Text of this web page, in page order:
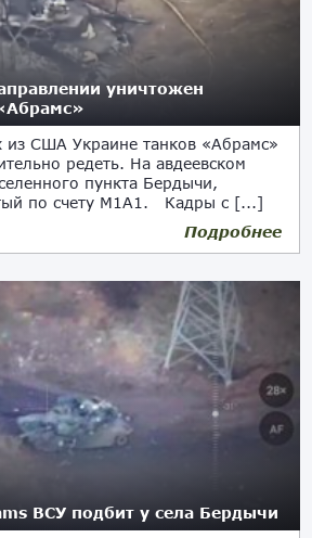
уничтожен
из США Украине танков «Абрамс»
редеть. На авдеевском
пункта Бердычи,
по счету М1А1. Кадры с [...]
Подробнее
ВСУ подбит у села Бердычи